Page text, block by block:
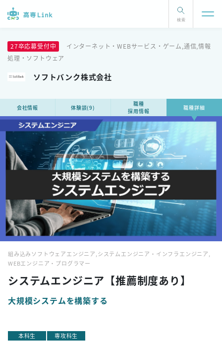
検索
ソフトバンク株式会社
27卒応募受付中
インターネット・WEBサービス・ゲーム,通信,情報
処理・ソフトウェア
会社情報 体験談(9)
職種
採用情報
職種詳細
システムエンジニア【推薦制度あり】
組み込みソフトウェアエンジニア,システムエンジニア・インフラエンジニア,
WEBエンジニア・プログラマー
大規模システムを構築する
本科生 専攻科生